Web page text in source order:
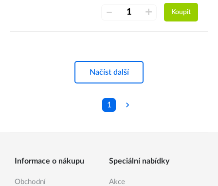
– + Koupit
Načíst další
1
Informace o nákupu
Obchodní
Speciální nabídky
Akce